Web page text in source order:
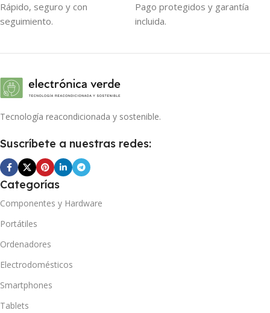
Rápido, seguro y con
seguimiento.
Pago protegidos y garantía
incluida.
Tecnología reacondicionada y sostenible.
Suscríbete a nuestras redes:
Categorías
Componentes y Hardware
Portátiles
Ordenadores
Electrodomésticos
Smartphones
Tablets